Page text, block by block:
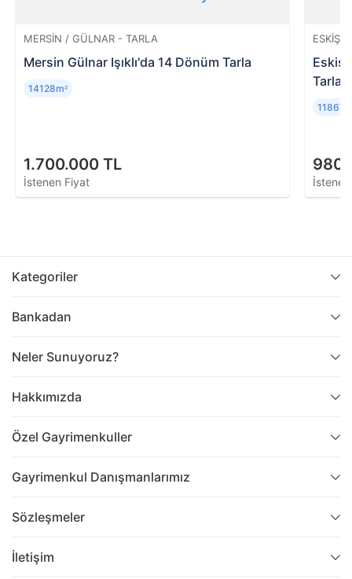
MERSIN / GÜLNAR - TARLA
Mersin Gülnar Işıklı'da 14 Dönüm Tarla
1.700.000 TL
İstenen Fiyat
14128m²
Tarla
Kategoriler
Bankadan
Neler Sunuyoruz?
Hakkımızda
Özel Gayrimenkuller
Gayrimenkul Danışmanlarımız
Sözleşmeler
İletişim